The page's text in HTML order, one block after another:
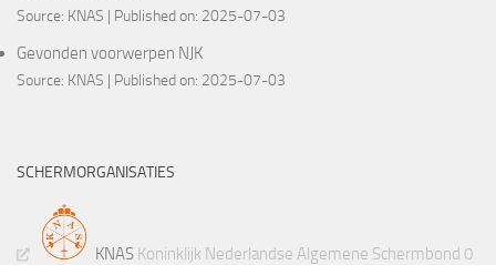
Source: KNAS Published on: 2025-07-03
Gevonden voorwerpen NJK
Source: KNAS Published on: 2025-07-03
SCHERMORGANISATIES
KNAS Koninklijk Nederlandse Algemene Schermbond 0